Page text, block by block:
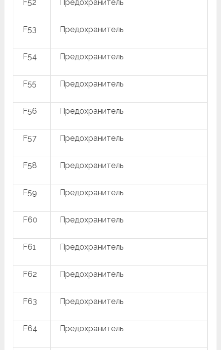
F52 Предохранитель
F53 Предохранитель
F54 Предохранитель
F55 Предохранитель
F56 Предохранитель
F57 Предохранитель
F58 Предохранитель
F59 Предохранитель
F60 Предохранитель
F61 Предохранитель
F62 Предохранитель
F63 Предохранитель
F64 Предохранитель